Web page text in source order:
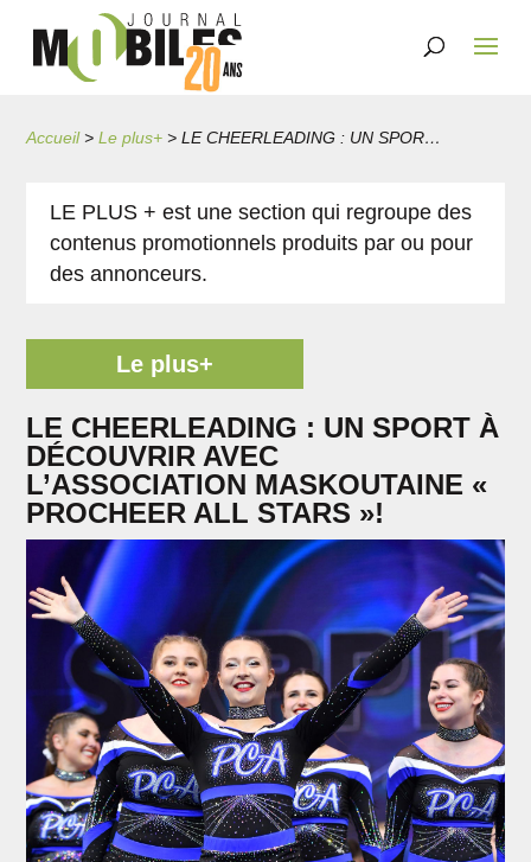
Accueil>Le plus+ > LE CHEERLEADING : UN SPORT À DÉCOUVRIR AVEC L’ASSOCIATION MASKOUTAINE « PROCHEER ALL STARS »!
LE PLUS + est une section qui regroupe des
contenus promotionnels produits par ou pour
des annonceurs.
Le plus+
LE CHEERLEADING : UN SPORT À
DÉCOUVRIR AVEC
L’ASSOCIATION MASKOUTAINE «
PROCHEER ALL STARS »!